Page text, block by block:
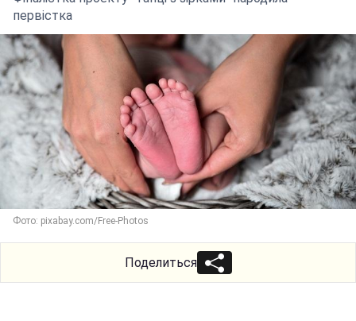
первістка
Фото: pixabay.com/Free-Photos
Поделиться